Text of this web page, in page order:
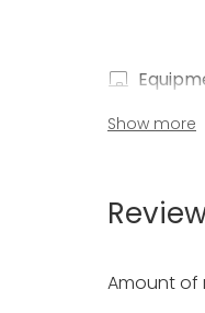
Show more
Amount of